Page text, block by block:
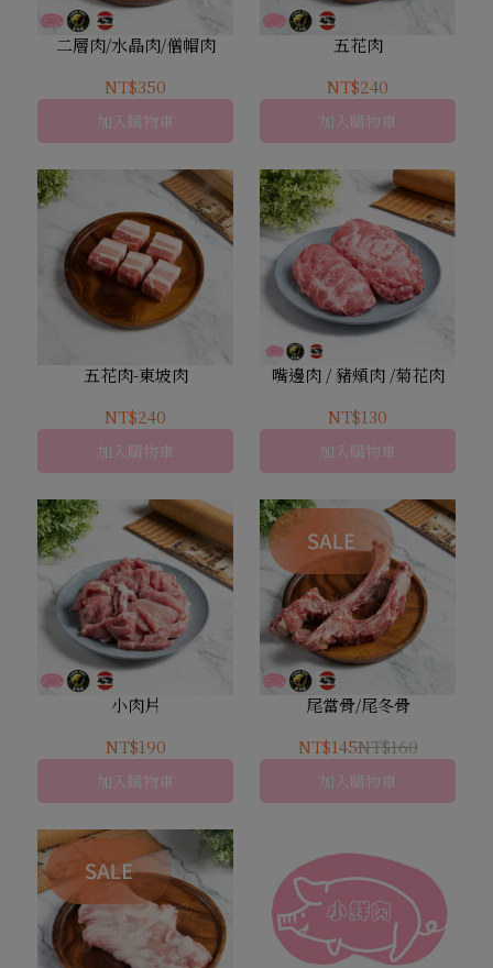
二層肉/水晶肉/僧帽肉
NT$350
加入購物車
五花肉
NT$240
加入購物車
五花肉-東坡肉
NT$240
加入購物車
嘴邊肉 / 豬頰肉 /菊花肉
NT$130
加入購物車
小肉片
NT$190
加入購物車
尾當骨/尾冬骨
NT$145NT$160
加入購物車